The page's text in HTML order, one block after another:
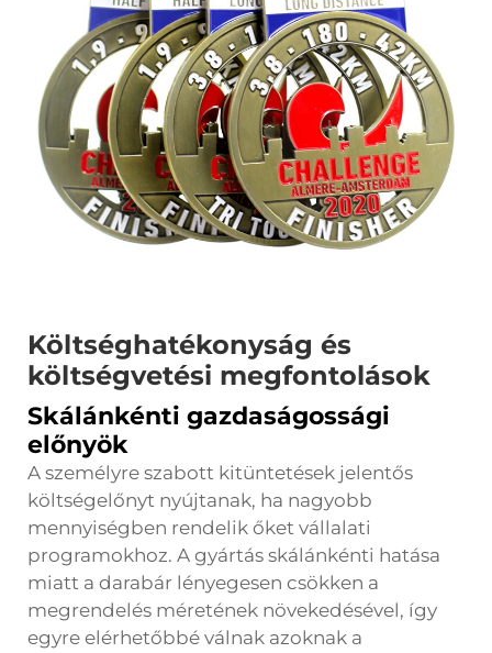
Költséghatékonyság és
költségvetési megfontolások
Skálánkénti gazdaságossági
előnyök
A személyre szabott kitüntetések jelentős
költségelőnyt nyújtanak, ha nagyobb
mennyiségben rendelik őket vállalati
programokhoz. A gyártás skálánkénti hatása
miatt a darabár lényegesen csökken a
megrendelés méretének növekedésével, így
egyre elérhetőbbé válnak azoknak a